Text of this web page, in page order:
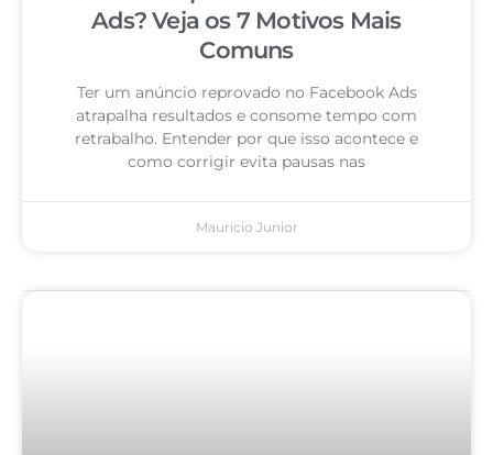
Ads? Veja os 7 Motivos Mais
Comuns
Ter um anúncio reprovado no Facebook Ads
atrapalha resultados e consome tempo com
retrabalho. Entender por que isso acontece e
como corrigir evita pausas nas
Mauricio Junior